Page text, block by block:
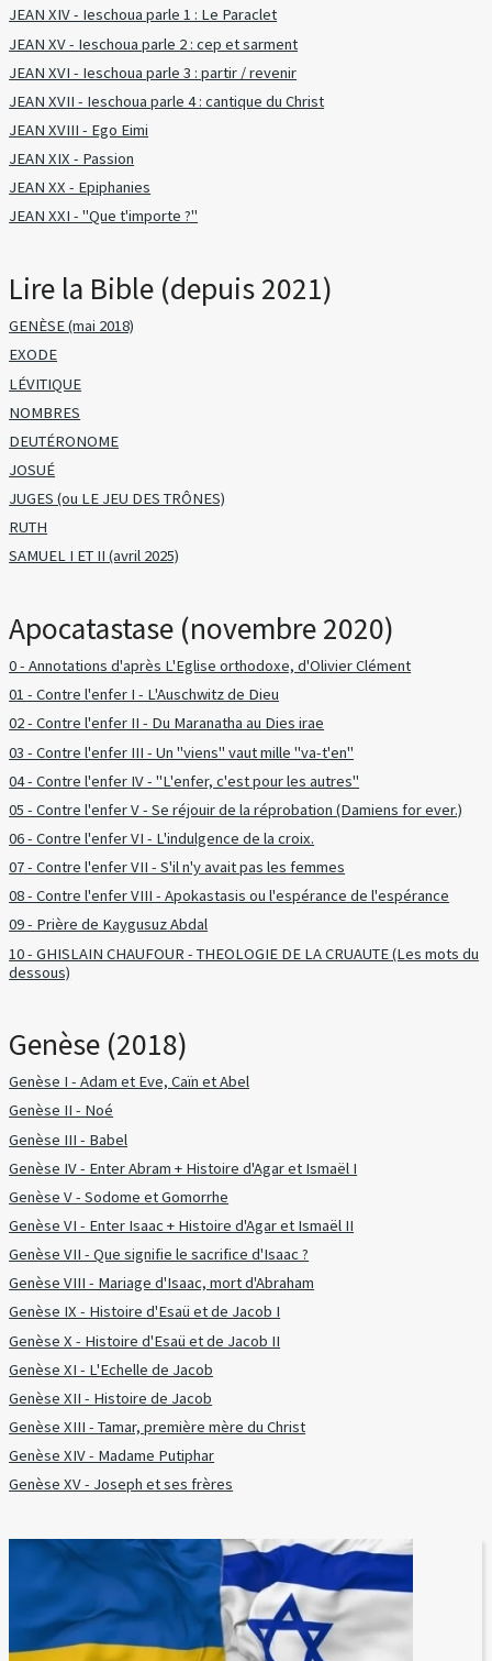
JEAN XIV - Ieschoua parle 1 : Le Paraclet
JEAN XV - Ieschoua parle 2 : cep et sarment
JEAN XVI - Ieschoua parle 3 : partir / revenir
JEAN XVII - Ieschoua parle 4 : cantique du Christ
JEAN XVIII - Ego Eimi
JEAN XIX - Passion
JEAN XX - Epiphanies
JEAN XXI - "Que t'importe ?"
Lire la Bible (depuis 2021)
GENÈSE (mai 2018)
EXODE
LÉVITIQUE
NOMBRES
DEUTÉRONOME
JOSUÉ
JUGES (ou LE JEU DES TRÔNES)
RUTH
SAMUEL I ET II (avril 2025)
Apocatastase (novembre 2020)
0 - Annotations d'après L'Eglise orthodoxe, d'Olivier Clément
01 - Contre l'enfer I - L'Auschwitz de Dieu
02 - Contre l'enfer II - Du Maranatha au Dies irae
03 - Contre l'enfer III - Un "viens" vaut mille "va-t'en"
04 - Contre l'enfer IV - "L'enfer, c'est pour les autres"
05 - Contre l'enfer V - Se réjouir de la réprobation (Damiens for ever.)
06 - Contre l'enfer VI - L'indulgence de la croix.
07 - Contre l'enfer VII - S'il n'y avait pas les femmes
08 - Contre l'enfer VIII - Apokastasis ou l'espérance de l'espérance
09 - Prière de Kaygusuz Abdal
10 - GHISLAIN CHAUFOUR - THEOLOGIE DE LA CRUAUTE (Les mots du
dessous)
Genèse (2018)
Genèse I - Adam et Eve, Caïn et Abel
Genèse II - Noé
Genèse III - Babel
Genèse IV - Enter Abram + Histoire d'Agar et Ismaël I
Genèse V - Sodome et Gomorrhe
Genèse VI - Enter Isaac + Histoire d'Agar et Ismaël II
Genèse VII - Que signifie le sacrifice d'Isaac ?
Genèse VIII - Mariage d'Isaac, mort d'Abraham
Genèse IX - Histoire d'Esaü et de Jacob I
Genèse X - Histoire d'Esaü et de Jacob II
Genèse XI - L'Echelle de Jacob
Genèse XII - Histoire de Jacob
Genèse XIII - Tamar, première mère du Christ
Genèse XIV - Madame Putiphar
Genèse XV - Joseph et ses frères